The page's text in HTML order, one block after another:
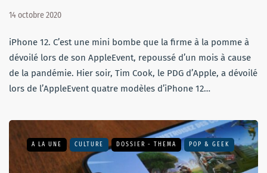
14 octobre 2020
iPhone 12. C’est une mini bombe que la firme à la pomme à
dévoilé lors de son AppleEvent, repoussé d’un mois à cause
de la pandémie. Hier soir, Tim Cook, le PDG d’Apple, a dévoilé
lors de l’AppleEvent quatre modèles d’iPhone 12…
A LA UNE CULTURE DOSSIER - THEMA POP & GEEK